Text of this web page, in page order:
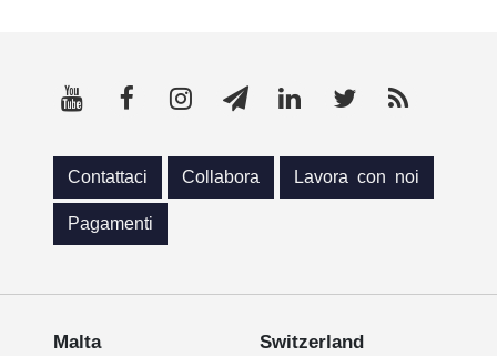
Contattaci Collabora Lavora con noi
Pagamenti
Malta
Switzerland